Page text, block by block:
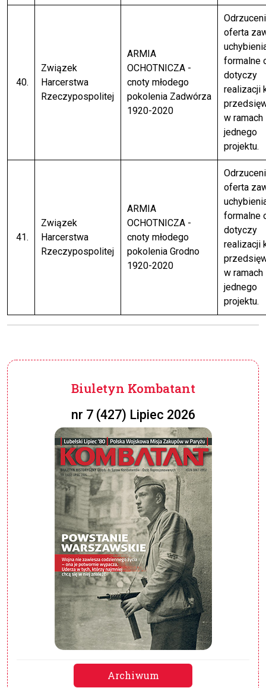
40.
Związek
Harcerstwa
Rzeczypospolitej
ARMIA
OCHOTNICZA -
cnoty młodego
pokolenia Zadwórza
1920-2020
oferta
formalne
dotyczy
realizacji
w ramach
jednego
projektu.
41.
Związek
Harcerstwa
Rzeczypospolitej
ARMIA
OCHOTNICZA -
cnoty młodego
pokolenia Grodno
1920-2020
oferta
formalne
dotyczy
realizacji
w ramach
jednego
projektu.
Biuletyn Kombatant
nr 7 (427) Lipiec 2026
Archiwum